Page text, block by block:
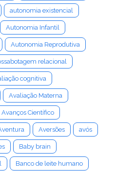
autonomia existencial
Autonomia Infantil
Autonomia Reprodutiva
relacional
cognitiva
Avaliação Materna
Avanços Científico
Aversões avós
Baby brain
Banco de leite humano